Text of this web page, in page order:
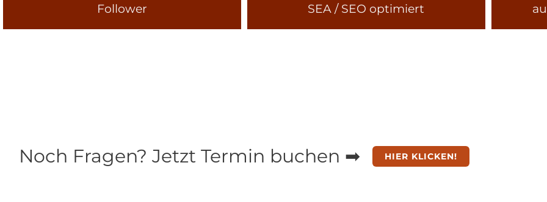
Follower SEA / SEO optimiert
Noch Fragen? Jetzt Termin buchen ➡ HIER KLICKEN!